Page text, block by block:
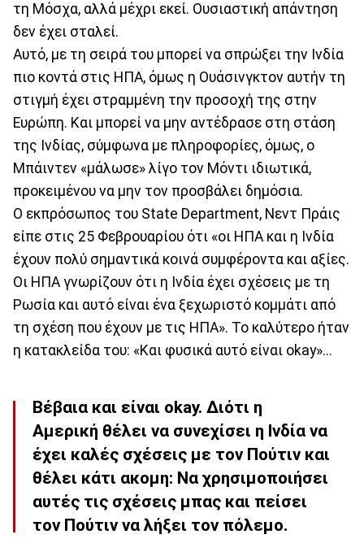
τη Μόσχα, αλλά μέχρι εκεί. Ουσιαστική απάντηση
δεν έχει σταλεί.
Αυτό, με τη σειρά του μπορεί να σπρώξει την Ινδία
πιο κοντά στις ΗΠΑ, όμως η Ουάσινγκτον αυτήν τη
στιγμή έχει στραμμένη την προσοχή της στην
Ευρώπη. Και μπορεί να μην αντέδρασε στη στάση
της Ινδίας, σύμφωνα με πληροφορίες, όμως, ο
Μπάιντεν «μάλωσε» λίγο τον Μόντι ιδιωτικά,
προκειμένου να μην τον προσβάλει δημόσια.
Ο εκπρόσωπος του State Department, Νεντ Πράις
είπε στις 25 Φεβρουαρίου ότι «οι ΗΠΑ και η Ινδία
έχουν πολύ σημαντικά κοινά συμφέροντα και αξίες.
Οι ΗΠΑ γνωρίζουν ότι η Ινδία έχει σχέσεις με τη
Ρωσία και αυτό είναι ένα ξεχωριστό κομμάτι από
τη σχέση που έχουν με τις ΗΠΑ». Το καλύτερο ήταν
η κατακλείδα του: «Και φυσικά αυτό είναι okay»...
Βέβαια και είναι okay. Διότι η
Αμερική θέλει να συνεχίσει η Ινδία να
έχει καλές σχέσεις με τον Πούτιν και
θέλει κάτι ακομη: Να χρησιμοποιήσει
αυτές τις σχέσεις μπας και πείσει
τον Πούτιν να λήξει τον πόλεμο.